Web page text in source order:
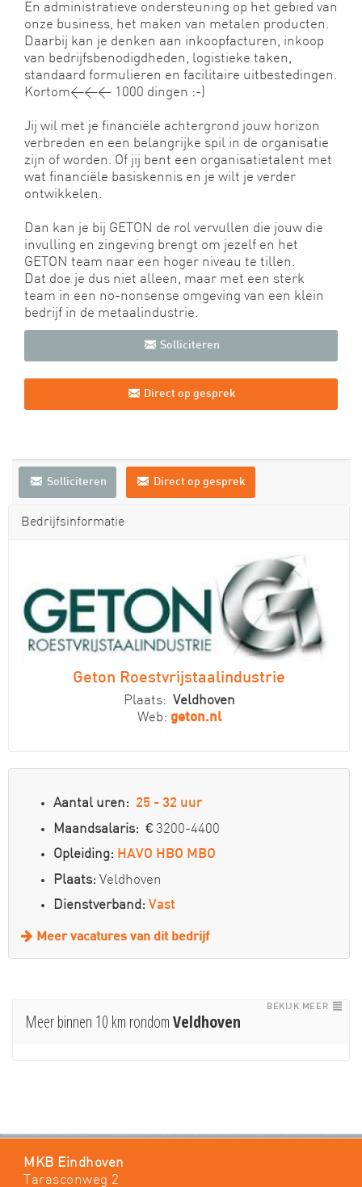
En administratieve ondersteuning op het gebied van
onze business, het maken van metalen producten.
Daarbij kan je denken aan inkoopfacturen, inkoop
van bedrijfsbenodigdheden, logistieke taken,
standaard formulieren en facilitaire uitbestedingen.
Kortom<<< 1000 dingen :-)
Jij wil met je financiële achtergrond jouw horizon
verbreden en een belangrijke spil in de organisatie
zijn of worden. Of jij bent een organisatietalent met
wat financiële basiskennis en je wilt je verder
ontwikkelen.
Dan kan je bij GETON de rol vervullen die jouw die
invulling en zingeving brengt om jezelf en het
GETON team naar een hoger niveau te tillen.
Dat doe je dus niet alleen, maar met een sterk
team in een no-nonsense omgeving van een klein
bedrijf in de metaalindustrie.
Solliciteren
Direct op gesprek
Solliciteren Direct op gesprek
Bedrijfsinformatie
Geton Roestvrijstaalindustrie
Plaats: Veldhoven
Web: geton.nl
Aantal uren: 25 - 32 uur
Maandsalaris: € 3200-4400
Opleiding: HAVO HBO MBO
Plaats: Veldhoven
Dienstverband: Vast
Meer vacatures van dit bedrijf
Meer binnen 10 km rondomVeldhoven
BEKIJK MEER
MKB Eindhoven
Tarasconweg 2